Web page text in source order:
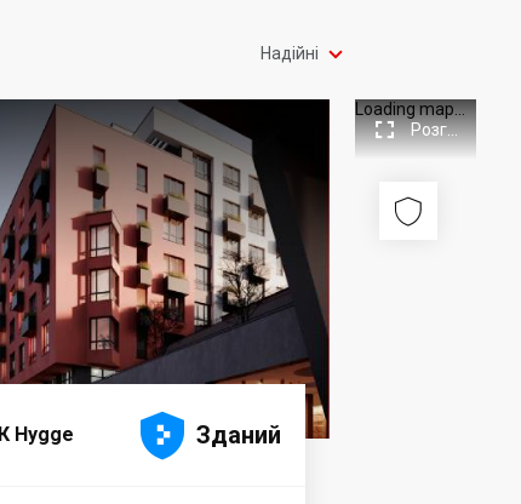
Надійні 
Hygge 



 Зданий
Loading map...
 Розгорнути

